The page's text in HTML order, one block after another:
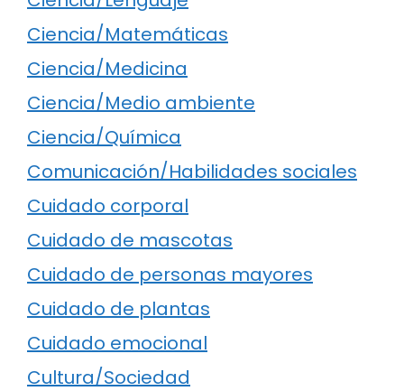
Ciencia/Matemáticas
Ciencia/Medicina
Ciencia/Medio ambiente
Ciencia/Química
Comunicación/Habilidades sociales
Cuidado corporal
Cuidado de mascotas
Cuidado de personas mayores
Cuidado de plantas
Cuidado emocional
Cultura/Sociedad